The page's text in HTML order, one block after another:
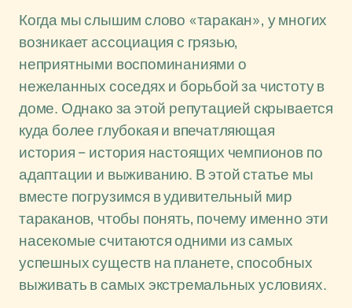
Когда мы слышим слово «таракан», у многих
возникает ассоциация с грязью,
неприятными воспоминаниями о
нежеланных соседях и борьбой за чистоту в
доме. Однако за этой репутацией скрывается
куда более глубокая и впечатляющая
история – история настоящих чемпионов по
адаптации и выживанию. В этой статье мы
вместе погрузимся в удивительный мир
тараканов, чтобы понять, почему именно эти
насекомые считаются одними из самых
успешных существ на планете, способных
выживать в самых экстремальных условиях.